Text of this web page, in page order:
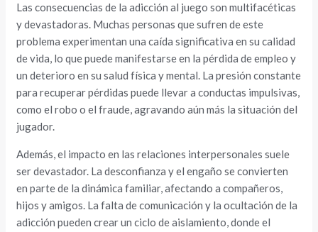
Las consecuencias de la adicción al juego son multifacéticas
y devastadoras. Muchas personas que sufren de este
problema experimentan una caída significativa en su calidad
de vida, lo que puede manifestarse en la pérdida de empleo y
un deterioro en su salud física y mental. La presión constante
para recuperar pérdidas puede llevar a conductas impulsivas,
como el robo o el fraude, agravando aún más la situación del
jugador.
Además, el impacto en las relaciones interpersonales suele
ser devastador. La desconfianza y el engaño se convierten
en parte de la dinámica familiar, afectando a compañeros,
hijos y amigos. La falta de comunicación y la ocultación de la
adicción pueden crear un ciclo de aislamiento, donde el